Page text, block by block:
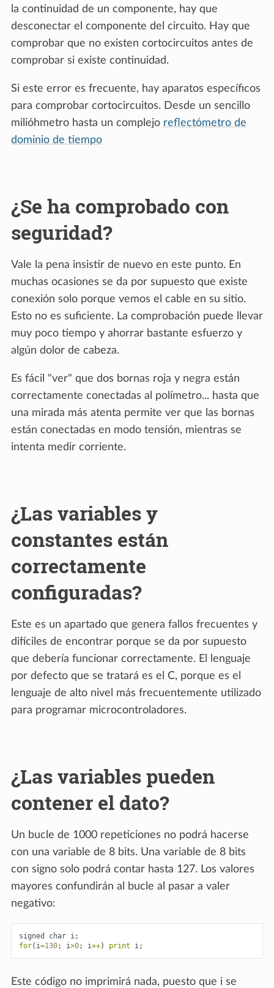
la continuidad de un componente, hay que
desconectar el componente del circuito. Hay que
comprobar que no existen cortocircuitos antes de
comprobar si existe continuidad.
Si este error es frecuente, hay aparatos específicos
para comprobar cortocircuitos. Desde un sencillo
milióhmetro hasta un complejo reflectómetro de
dominio de tiempo
¿Se ha comprobado con
seguridad?
Vale la pena insistir de nuevo en este punto. En
muchas ocasiones se da por supuesto que existe
conexión solo porque vemos el cable en su sitio.
Esto no es suficiente. La comprobación puede llevar
muy poco tiempo y ahorrar bastante esfuerzo y
algún dolor de cabeza.
Es fácil "ver" que dos bornas roja y negra están
correctamente conectadas al polímetro... hasta que
una mirada más atenta permite ver que las bornas
están conectadas en modo tensión, mientras se
intenta medir corriente.
¿Las variables y
constantes están
correctamente
configuradas?
Este es un apartado que genera fallos frecuentes y
difíciles de encontrar porque se da por supuesto
que debería funcionar correctamente. El lenguaje
por defecto que se tratará es el C, porque es el
lenguaje de alto nivel más frecuentemente utilizado
para programar microcontroladores.
¿Las variables pueden
contener el dato?
Un bucle de 1000 repeticiones no podrá hacerse
con una variable de 8 bits. Una variable de 8 bits
con signo solo podrá contar hasta 127. Los valores
mayores confundirán al bucle al pasar a valer
negativo:
signed char i ;
for( i=130; i>0; i++) print i ;
Este código no imprimirá nada, puesto que i se